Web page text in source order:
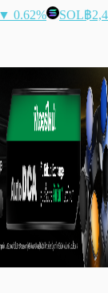
▼ 0.62% SOL฿